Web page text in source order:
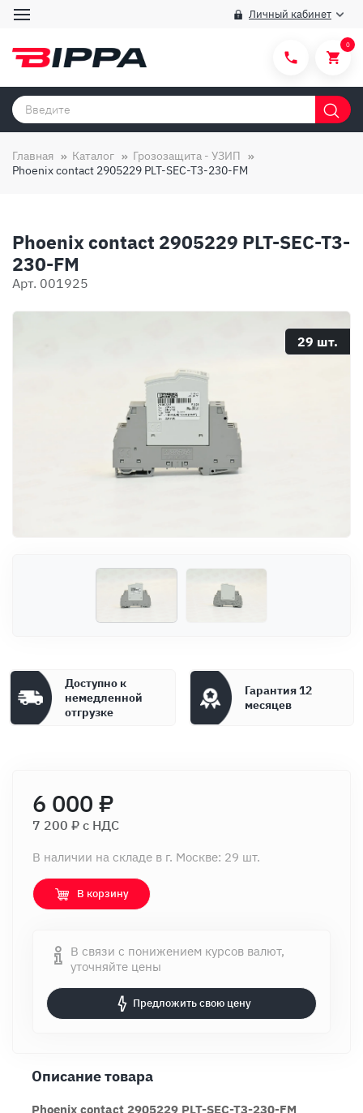
Личный кабинет
Категории товаров
Способы покупки
Вопросы и ответы
О компании
0
Главная Каталог
Грозозащита - УЗИП
Phoenix contact 2905229 PLT-SEC-T3-230-FM
Phoenix contact 2905229 PLT-SEC-T3-
230-FM
Арт. 001925
29 шт.
Доступно к
немедленной
отгрузке
Гарантия 12
месяцев
6 000 ₽
7 200 ₽ c НДС
В наличии на складе в г. Москве: 29 шт.
В корзину
В связи с понижением курсов валют,
уточняйте цены
Предложить свою цену
Описание товара
Phoenix contact 2905229 PLT-SEC-T3-230-FM